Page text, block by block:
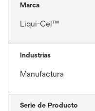
Marca
Liqui-Cel™
Industrias
Manufactura
Serie de Producto